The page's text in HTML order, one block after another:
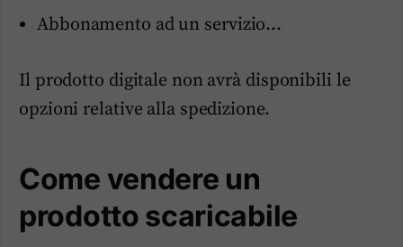
Abbonamento ad un servizio…
Il prodotto digitale non avrà disponibili le
opzioni relative alla spedizione.
Come vendere un
prodotto scaricabile